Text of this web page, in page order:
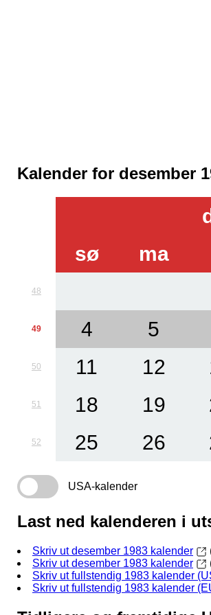
Kalender for desember
sø
ma
48
49 4 5
50 11 12
51 18 19
52 25 26
USA-kalender
Last ned kalenderen i
Skriv ut desember 1983 kalender
Skriv ut desember 1983 kalender
Skriv ut fullstendig 1983 kalender
Skriv ut fullstendig 1983 kalender